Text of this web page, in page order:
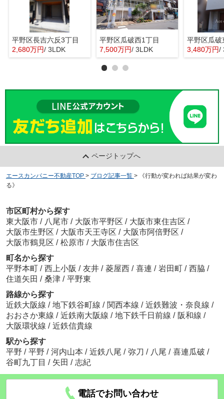
平野区長吉六反3丁目
2,680万円/ 3LDK
平野区瓜破西1丁目
7,500万円/ 3LDK
平野区瓜破
3,480万円/
ページトップへ
エースカンパニー不動産TOP > ブログ記事一覧 >
《行動が変われば結果が変わ
る》
市区町村から探す
東大阪市 / 八尾市 / 大阪市平野区 / 大阪市東住吉区 /
大阪市生野区 / 大阪市天王寺区 / 大阪市阿倍野区 /
大阪市鶴見区 / 松原市 / 大阪市住吉区
町名から探す
平野本町 / 西上小阪 / 友井 / 菱屋西 / 喜連 / 岩田町 / 西脇 /
住道矢田 / 桑津 / 平野東
路線から探す
近鉄大阪線 / 地下鉄谷町線 / 関西本線 / 近鉄難波・奈良線 /
おおさか東線 / 近鉄南大阪線 / 地下鉄千日前線 / 阪和線 /
大阪環状線 / 近鉄信貴線
駅から探す
平野 / 平野 / 河内山本 / 近鉄八尾 / 弥刀 / 八尾 / 喜連瓜破 /
谷町九丁目 / 矢田 / 志紀
電話でお問い合わせ